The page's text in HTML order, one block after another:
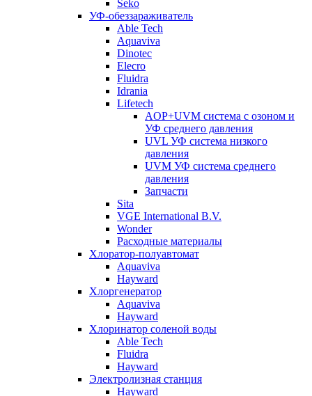
Seko
УФ-обеззараживатель
Able Tech
Aquaviva
Dinotec
Elecro
Fluidra
Idrania
Lifetech
AOP+UVM система с озоном и
УФ среднего давления
UVL УФ система низкого
давления
UVM УФ система среднего
давления
Запчасти
Sita
VGE International B.V.
Wonder
Расходные материалы
Хлоратор-полуавтомат
Aquaviva
Hayward
Хлоргенератор
Aquaviva
Hayward
Хлоринатор соленой воды
Able Tech
Fluidra
Hayward
Электролизная станция
Hayward